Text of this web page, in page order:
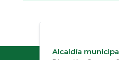
Alcaldía